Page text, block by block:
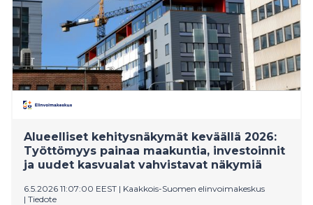
Alueelliset kehitysnäkymät keväällä 2026:
Työttömyys painaa maakuntia, investoinnit
ja uudet kasvualat vahvistavat näkymiä
6.5.2026 11:07:00 EEST | Kaakkois-Suomen elinvoimakeskus
| Tiedote